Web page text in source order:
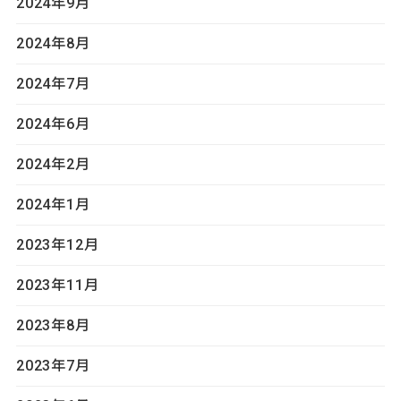
2024年8月
2024年7月
2024年6月
2024年2月
2024年1月
2023年12月
2023年11月
2023年8月
2023年7月